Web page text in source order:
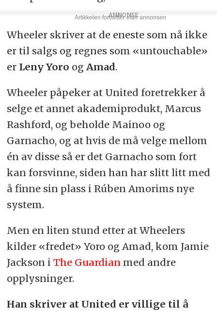
Wheeler skriver at de eneste som nå ikke
er til salgs og regnes som «untouchable»
er Leny Yoro og Amad.
Wheeler påpeker at United foretrekker å
selge et annet akademiprodukt, Marcus
Rashford, og beholde Mainoo og
Garnacho, og at hvis de må velge mellom
én av disse så er det Garnacho som fort
kan forsvinne, siden han har slitt litt med
å finne sin plass i Rúben Amorims nye
system.
Men en liten stund etter at Wheelers
kilder «fredet» Yoro og Amad, kom Jamie
Jackson i The Guardian med andre
opplysninger.
Han skriver at United er villige til å